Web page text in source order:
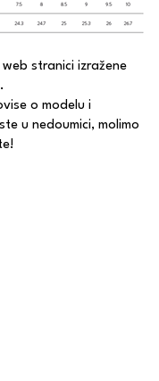
stranici izražene
o modelu i
u nedoumici, molimo